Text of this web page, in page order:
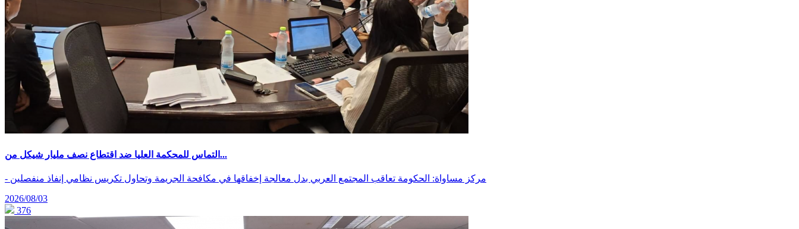
التماس للمحكمة العليا ضد اقتطاع نصف مليار شيكل من...
- مركز مساواة: الحكومة تعاقب المجتمع العربي بدل معالجة إخفاقها في مكافحة الجريمة وتحاول تكريس نظامي إنفاذ منفصلين
2026/08/03
376